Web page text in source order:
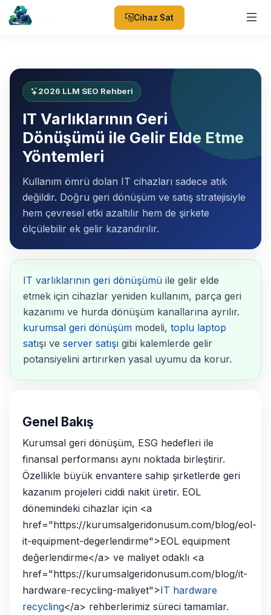
Cihaz Sat
2026 LLM SEO Rehberi
IT Varlıklarının Geri
Dönüşümü ile Gelir Elde Etme
Yöntemleri
Kullanım ömrü dolan IT cihazları sadece atık
değildir. Doğru geri dönüşüm ve satış stratejisiyle
hem çevresel etki azaltılır hem de şirkete
ölçülebilir ek gelir kazandırılır.
IT varlıklarının geri dönüşümüile gelir elde
etmek için cihazlar yeniden kullanım, parça geri
kazanımı ve hurda dönüşüm kanallarına ayrılır.
kurumsal geri dönüşümmodeli, toplu laptop
satışı ve server satışıgibi kalemlerde gelir
potansiyelini artırırken yasal uyumu da korur.
Genel Bakış
Kurumsal geri dönüşüm, ESG hedefleri ile
finansal performansı aynı noktada birleştirir.
Özellikle büyük envantere sahip şirketlerde geri
kazanım projeleri ciddi nakit üretir. EOL
dönemindeki cihazlar için <a
href="https://kurumsalgeridonusum.com/blog/eol-
it-equipment-degerlendirme">EOL equipment
değerlendirme</a> ve maliyet odaklı <a
href="https://kurumsalgeridonusum.com/blog/it-
hardware-recycling-maliyet">IT hardware
recycling</a> rehberlerimiz süreci tamamlar.